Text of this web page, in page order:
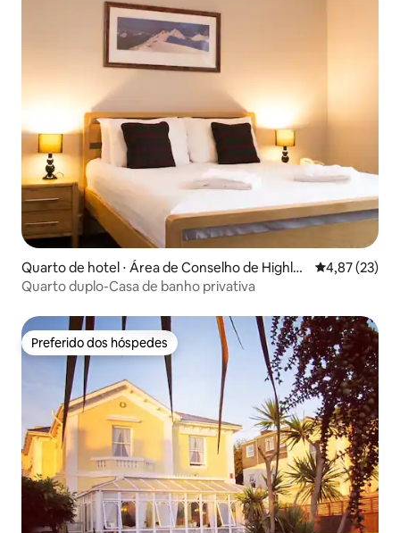
Quarto de hotel ⋅ Área de Conselho de Highlan
d
4,87 de uma
4,87 (23)
Quarto duplo-Casa de banho privativa
Preferido dos hóspedes
Preferido dos hóspedes